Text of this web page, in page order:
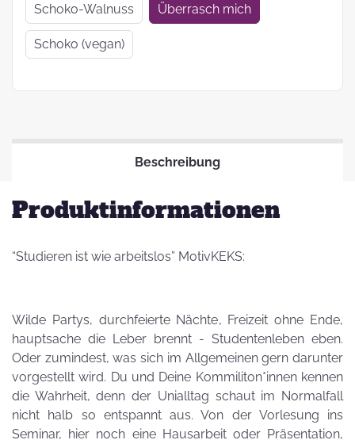
Schoko-Walnuss Überrasch mich
Schoko (vegan)
Beschreibung
Produktinformationen
“Studieren ist wie arbeitslos” MotivKEKS:
Wilde Partys, durchfeierte Nächte, Freizeit ohne Ende,
hauptsache die Leber brennt - Studentenleben eben.
Oder zumindest, was sich im Allgemeinen gern darunter
vorgestellt wird. Du und Deine Kommiliton*innen kennen
die Wahrheit, denn der Unialltag schaut im Normalfall
nicht halb so entspannt aus. Von der Vorlesung ins
Seminar, hier noch eine Hausarbeit oder Präsentation,